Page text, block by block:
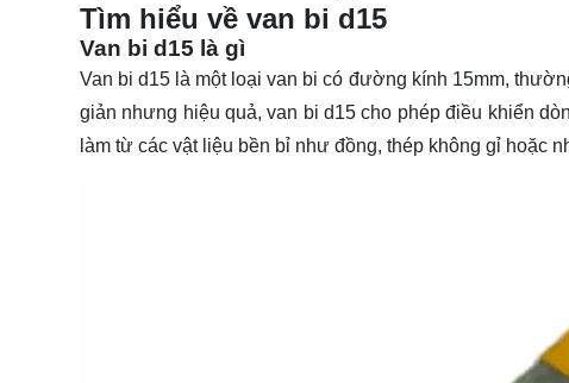
Tìm hiểu về van bi d15
Van bi d15 là gì
Van bi d15 là một loại van bi có đường kính 15mm,
giản nhưng hiệu quả, van bi d15 cho phép điều khiển
làm từ các vật liệu bền bỉ như đồng, thép không gỉ hoặc